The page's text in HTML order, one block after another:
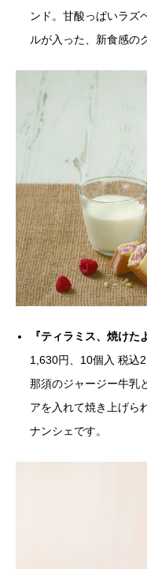
ンド。甘酸っぱいラズ
ルが入った、新食感の
『ティラミス、焼けた
1,630円、10個入 税込
那須のジャージー牛乳
アを入れて焼き上げら
ナンシェです。